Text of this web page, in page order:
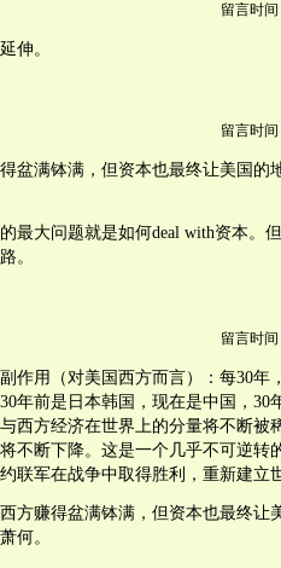
留言时间
伸。
留言时间
得盆满钵满，但资本也最终让美国的
最大问题就是如何deal with资本。
。
留言时间
作用（对美国西方而言）：每30年
年前是日本韩国，现在是中国，30
西方经济在世界上的分量将不断被
不断下降。这是一个几乎不可逆转
联军在战争中取得胜利，重新建立
方赚得盆满钵满，但资本也最终让
何。